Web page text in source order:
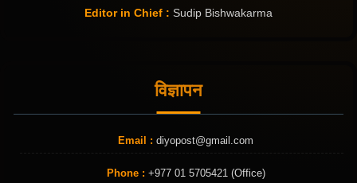
Editor in Chief : Sudip Bishwakarma
विज्ञापन
Email : diyopost@gmail.com
Phone : +977 01 5705421 (Office)